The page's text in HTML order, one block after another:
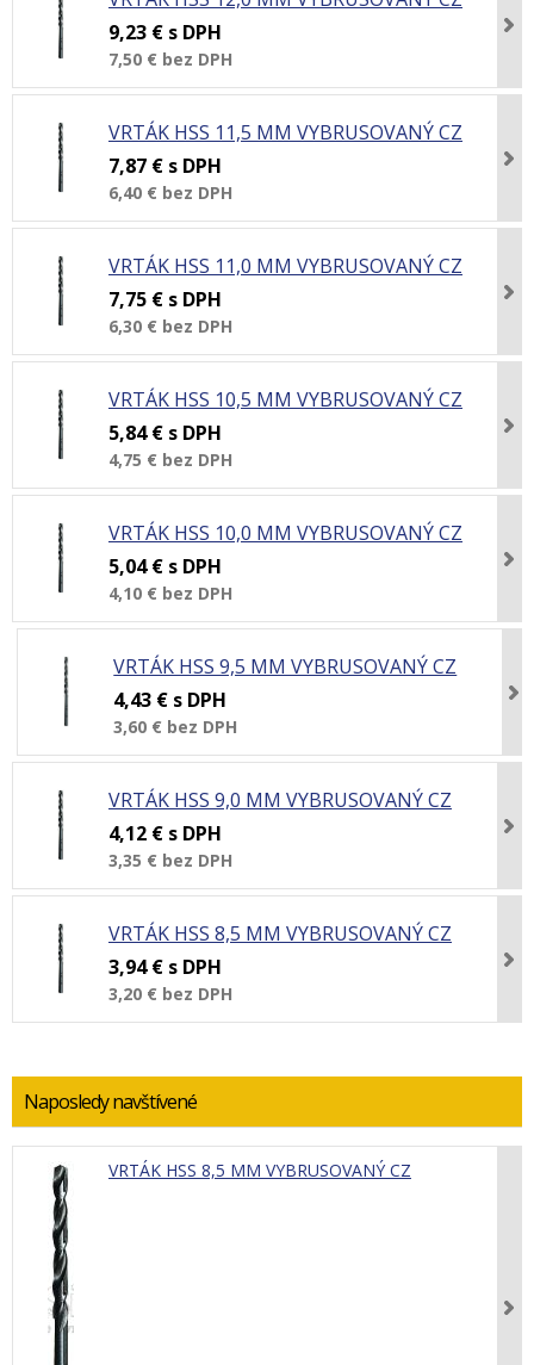
9,23 € s DPH
7,50 € bez DPH
VRTÁK HSS 11,5 MM VYBRUSOVANÝ CZ
7,87 € s DPH
6,40 € bez DPH
VRTÁK HSS 11,0 MM VYBRUSOVANÝ CZ
7,75 € s DPH
6,30 € bez DPH
VRTÁK HSS 10,5 MM VYBRUSOVANÝ CZ
5,84 € s DPH
4,75 € bez DPH
VRTÁK HSS 10,0 MM VYBRUSOVANÝ CZ
5,04 € s DPH
4,10 € bez DPH
VRTÁK HSS 9,5 MM VYBRUSOVANÝ CZ
4,43 € s DPH
3,60 € bez DPH
VRTÁK HSS 9,0 MM VYBRUSOVANÝ CZ
4,12 € s DPH
3,35 € bez DPH
VRTÁK HSS 8,5 MM VYBRUSOVANÝ CZ
3,94 € s DPH
3,20 € bez DPH
Naposledy navštívené
VRTÁK HSS 8,5 MM VYBRUSOVANÝ CZ